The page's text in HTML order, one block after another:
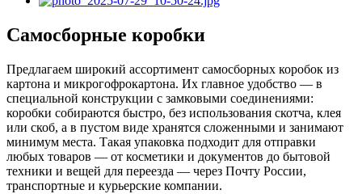
Самосборные коробки
Предлагаем широкий ассортимент самосборных коробок из
картона и микрогофрокартона. Их главное удобство — в
специальной конструкции с замковыми соединениями:
коробки собираются быстро, без использования скотча, клея
или скоб, а в пустом виде хранятся сложенными и занимают
минимум места. Такая упаковка подходит для отправки
любых товаров — от косметики и документов до бытовой
техники и вещей для переезда — через Почту России,
транспортные и курьерские компании.